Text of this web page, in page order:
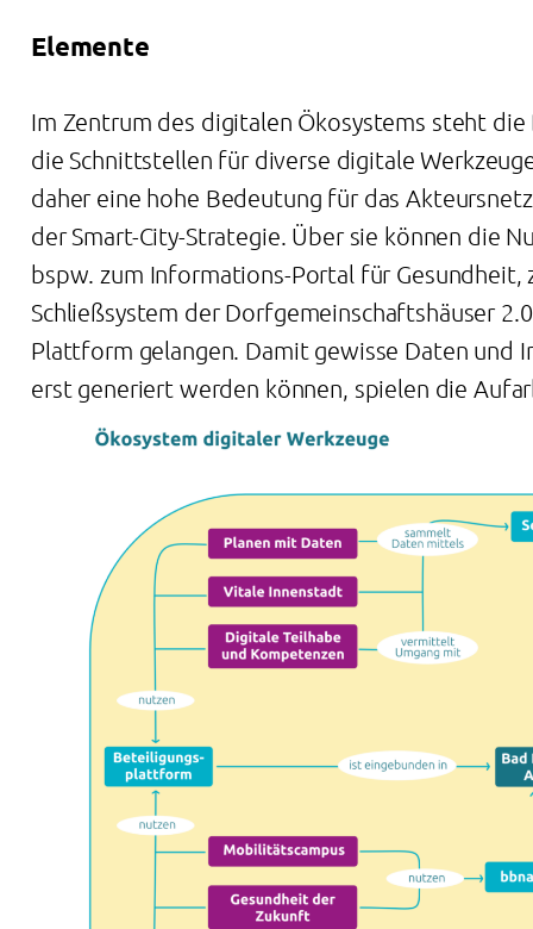
Elemente
Im Zentrum des digitalen Ökosystems steht die
die Schnittstellen für diverse digitale
daher eine hohe Bedeutung für das
der Smart-City-Strategie. Über sie können die
bspw. zum Informations-Portal für Gesundheit,
Schließsystem der Dorfgemeinschaftshäuser
Plattform gelangen. Damit gewisse Daten und
erst generiert werden können, spielen die